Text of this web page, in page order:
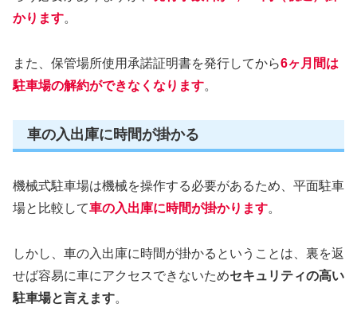
かります。
また、保管場所使用承諾証明書を発行してから6ヶ月間は
駐車場の解約ができなくなります。
車の入出庫に時間が掛かる
機械式駐車場は機械を操作する必要があるため、平面駐車
場と比較して車の入出庫に時間が掛かります。
しかし、車の入出庫に時間が掛かるということは、裏を返
せば容易に車にアクセスできないためセキュリティの高い
駐車場と言えます。